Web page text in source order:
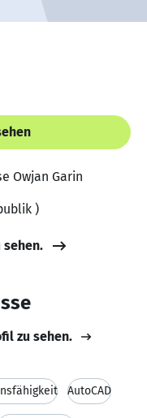
Owjan Garin
)
sehen.
zu sehen.
AutoCAD